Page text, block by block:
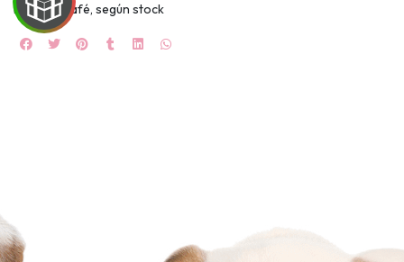
blanco y café, según stock